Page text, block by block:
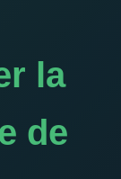
la
de